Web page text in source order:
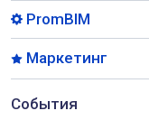
PromBIM
Маркетинг
События